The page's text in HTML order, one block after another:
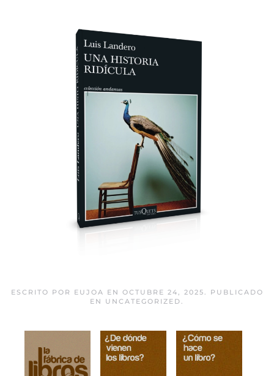
ESCRITO POR EUJOA EN OCTUBRE 24, 2025
. PUBLICADO
EN UNCATEGORIZED